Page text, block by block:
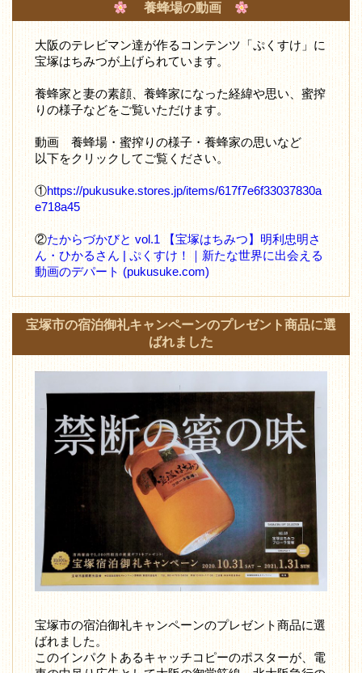
養蜂場の動画
大阪のテレビマン達が作るコンテンツ「ぷくすけ」に
宝塚はちみつが上げられています。
養蜂家と妻の素顔、養蜂家になった経緯や思い、蜜搾
りの様子などをご覧いただけます。
動画 養蜂場・蜜搾りの様子・養蜂家の思いなど
以下をクリックしてご覧ください。
①https://pukusuke.stores.jp/items/617f7e6f33037830a
e718a45
②たからづかびと vol.1 【宝塚はちみつ】明利忠明さ
ん・ひかるさん | ぷくすけ！｜新たな世界に出会える
動画のデパート (pukusuke.com)
宝塚市の宿泊御礼キャンペーンのプレゼント商品に選
ばれました
宝塚市の宿泊御礼キャンペーンのプレゼント商品に選
ばれました。
このインパクトあるキャッチコピーのポスターが、電